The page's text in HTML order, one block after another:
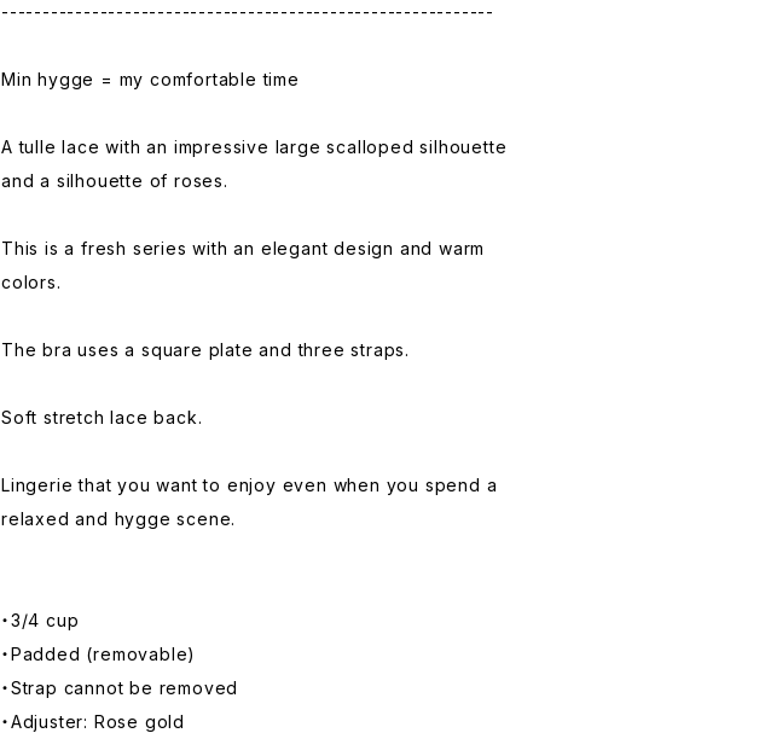
------------------------------------------------------------
Min hygge = my comfortable time
A tulle lace with an impressive large scalloped silhouette
and a silhouette of roses.
This is a fresh series with an elegant design and warm
colors.
The bra uses a square plate and three straps.
Soft stretch lace back.
Lingerie that you want to enjoy even when you spend a
relaxed and hygge scene.
・3/4 cup
・Padded (removable)
・Strap cannot be removed
・Adjuster: Rose gold